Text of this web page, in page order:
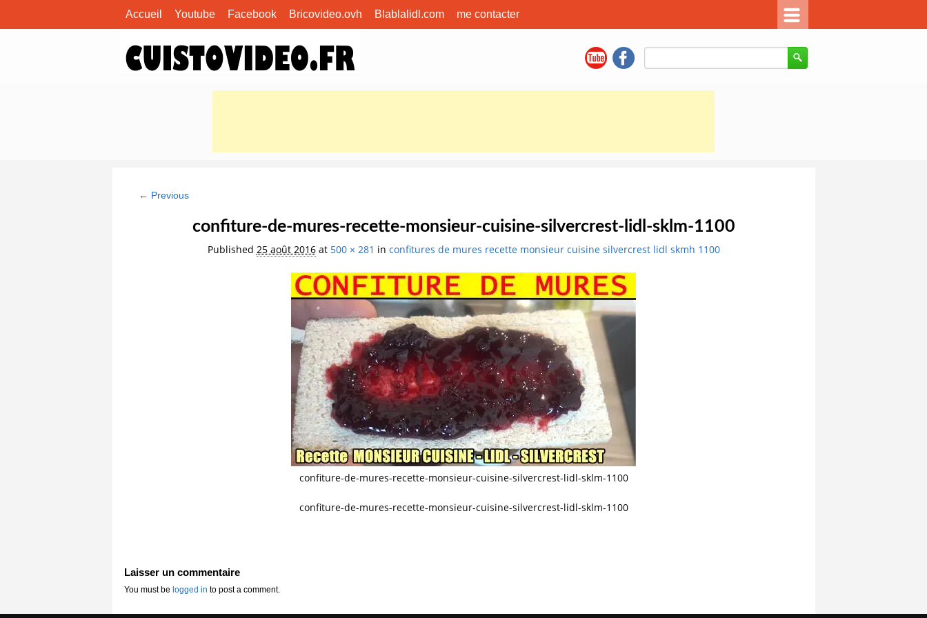
Accueil Youtube Facebook Bricovideo.ovh Blablalidl.com me contacter
← Previous
confiture-de-mures-recette-monsieur-cuisine-silvercrest-lidl-sklm-1100
Published 25 août 2016at 500 × 281 in confitures de mures recette monsieur cuisine silvercrest lidl skmh 1100
confiture-de-mures-recette-monsieur-cuisine-silvercrest-lidl-sklm-1100
confiture-de-mures-recette-monsieur-cuisine-silvercrest-lidl-sklm-1100
Laisser un commentaire
You must be logged in to post a comment.